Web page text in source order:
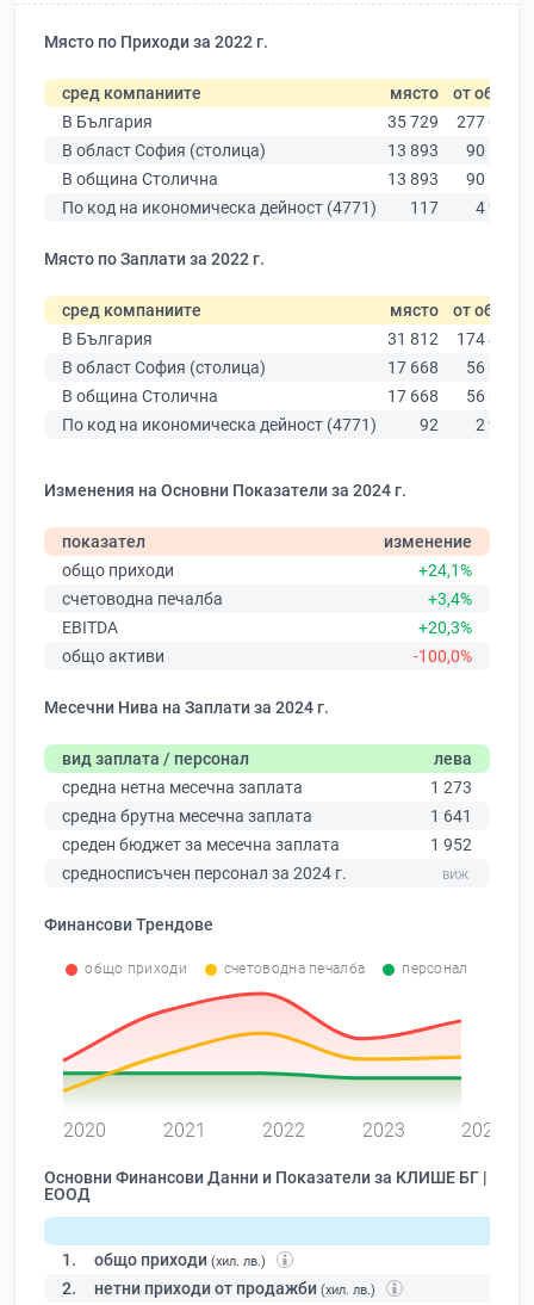
Място по Приходи за 2022 г.
сред компаниите място от общо
В България
35 729
277 019
В област София (столица)
13 893
90 178
В община Столична
13 893
90 178
По код на икономическа дейност (4771)
117 4 978
Място по Заплати за 2022 г.
сред компаниите място от общо
В България
31 812
174 403
В област София (столица)
17 668
56 378
В община Столична
17 668
56 378
По код на икономическа дейност (4771)
92 2 912
Изменения на Основни Показатели за 2024 г.
показател
изменение
общо приходи
+24,1%
счетоводна печалба
+3,4%
EBITDA
+20,3%
общо активи
-100,0%
Месечни Нива на Заплати за 2024 г.
вид заплата / персонал
лева
средна нетна месечна заплата
1 273
средна брутна месечна заплата
1 641
среден бюджет за месечна заплата
1 952
средносписъчен персонал за 2024 г.
Финансови Трендове
общо приходи счетоводна печалба персонал
2020 2021 2022 2023 2024
Основни Финансови Данни и Показатели за КЛИШЕ БГ |
ЕООД
1. общо приходи (хил. лв.)
2. нетни приходи от продажби (хил. лв.)